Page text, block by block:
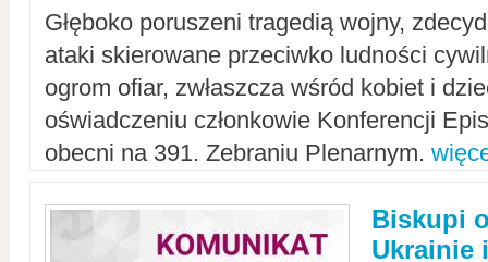
Głęboko poruszeni tragedią wojny,
ataki skierowane przeciwko ludności
ogrom ofiar, zwłaszcza wśród kobiet i
oświadczeniu członkowie Konferencji
obecni na 391. Zebraniu Plenarnym.
Biskupi
Ukrainie